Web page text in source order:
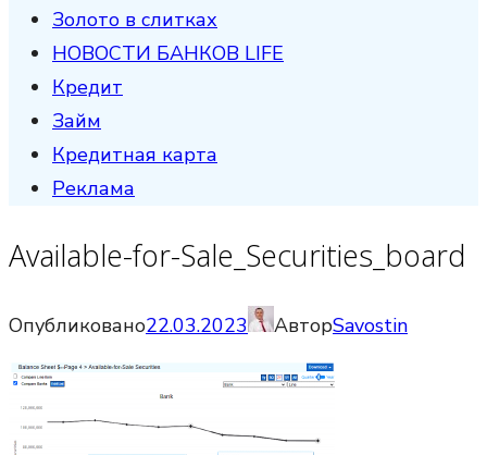
Золото в слитках
НОВОСТИ БАНКОВ LIFE
Кредит
Займ
Кредитная карта
Реклама
Available-for-Sale_Securities_board
Опубликовано22.03.2023 АвторSavostin